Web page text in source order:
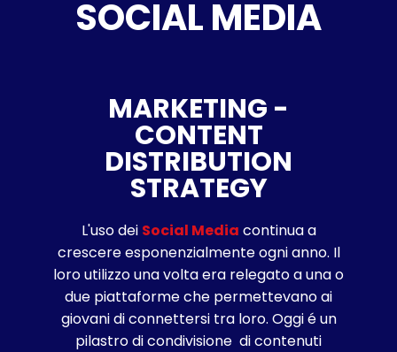
SOCIAL ME​​DIA
MARKETING -
CONTENT
DISTRIBUTION
STRATEGY
L'uso dei Social Media continua a
crescere esponenzialmente ogni anno. Il
loro utilizzo una volta era relegato a una o
due piattaforme che permettevano ai
giovani di connettersi tra loro. Oggi é un
pilastro di condivisione di contenuti